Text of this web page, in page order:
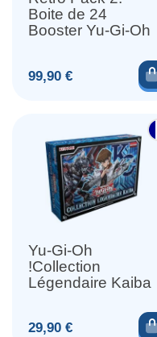
Boite de 24
Booster Yu-Gi-Oh
Prix
99,90 €
Yu-Gi-Oh
!Collection
Légendaire Kaiba
Prix
29,90 €